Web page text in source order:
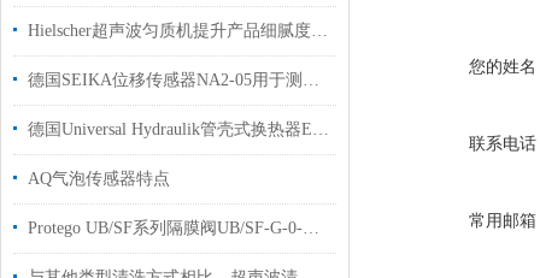
Hielscher超声波匀质机提升产品细腻度与均匀性
德国SEIKA位移传感器NA2-05用于测量仪器制造
德国Universal Hydraulik管壳式换热器EKM-708-T-CN-R用于橡胶轮胎行业
AQ气泡传感器特点
Protego UB/SF系列隔膜阀UB/SF-G-0-H-80
您的姓名
联系电话
常用邮箱